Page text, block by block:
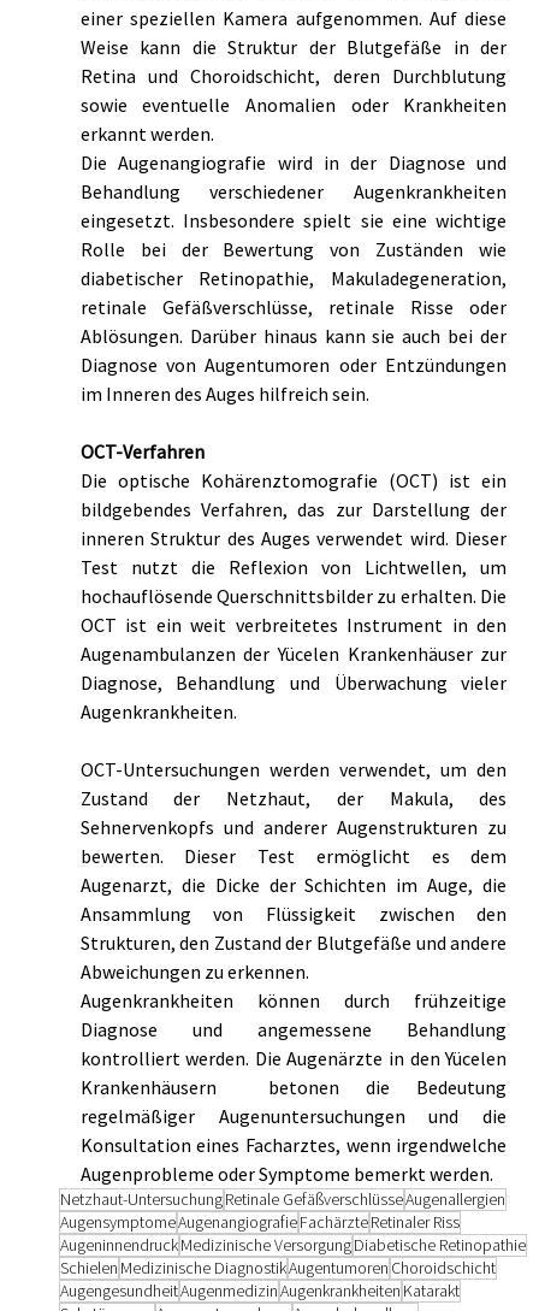
einer speziellen Kamera aufgenommen. Auf diese
Weise kann die Struktur der Blutgefäße in der
Retina und Choroidschicht, deren Durchblutung
sowie eventuelle Anomalien oder Krankheiten
erkannt werden.
Die Augenangiografie wird in der Diagnose und
Behandlung verschiedener Augenkrankheiten
eingesetzt. Insbesondere spielt sie eine wichtige
Rolle bei der Bewertung von Zuständen wie
diabetischer Retinopathie, Makuladegeneration,
retinale Gefäßverschlüsse, retinale Risse oder
Ablösungen. Darüber hinaus kann sie auch bei der
Diagnose von Augentumoren oder Entzündungen
im Inneren des Auges hilfreich sein.
OCT-Verfahren
Die optische Kohärenztomografie (OCT) ist ein
bildgebendes Verfahren, das zur Darstellung der
inneren Struktur des Auges verwendet wird. Dieser
Test nutzt die Reflexion von Lichtwellen, um
hochauflösende Querschnittsbilder zu erhalten. Die
OCT ist ein weit verbreitetes Instrument in den
Augenambulanzen der Yücelen Krankenhäuser zur
Diagnose, Behandlung und Überwachung vieler
Augenkrankheiten.
OCT-Untersuchungen werden verwendet, um den
Zustand der Netzhaut, der Makula, des
Sehnervenkopfs und anderer Augenstrukturen zu
bewerten. Dieser Test ermöglicht es dem
Augenarzt, die Dicke der Schichten im Auge, die
Ansammlung von Flüssigkeit zwischen den
Strukturen, den Zustand der Blutgefäße und andere
Abweichungen zu erkennen.
Augenkrankheiten können durch frühzeitige
Diagnose und angemessene Behandlung
kontrolliert werden. Die Augenärzte in den Yücelen
Krankenhäusern  betonen die Bedeutung
regelmäßiger Augenuntersuchungen und die
Konsultation eines Facharztes, wenn irgendwelche
Augenprobleme oder Symptome bemerkt werden.
Netzhaut-UntersuchungRetinale GefäßverschlüsseAugenallergien
AugensymptomeAugenangiografieFachärzteRetinaler Riss
AugeninnendruckMedizinische VersorgungDiabetische Retinopathie
Schielen Medizinische DiagnostikAugentumoren Choroidschicht
AugengesundheitAugenmedizinAugenkrankheiten Katarakt